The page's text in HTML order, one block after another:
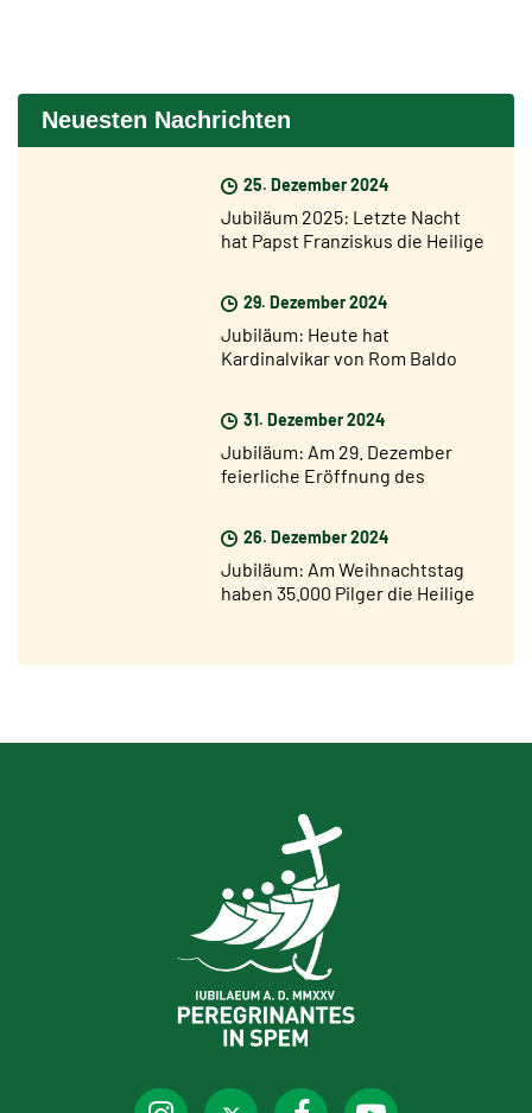
Neuesten Nachrichten
25. Dezember 2024
Jubiläum 2025: Letzte Nacht
hat Papst Franziskus die Heilige
29. Dezember 2024
Jubiläum: Heute hat
Kardinalvikar von Rom Baldo
31. Dezember 2024
Jubiläum: Am 29. Dezember
feierliche Eröffnung des
26. Dezember 2024
Jubiläum: Am Weihnachtstag
haben 35.000 Pilger die Heilige